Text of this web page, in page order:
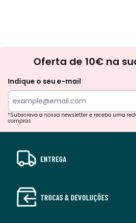
Oferta de 10€ na
Indique o seu e-mail
*Subscreva a nossa newsletter e receba uma
compras
ENTREGA
TROCAS & DEVOLUÇÕES